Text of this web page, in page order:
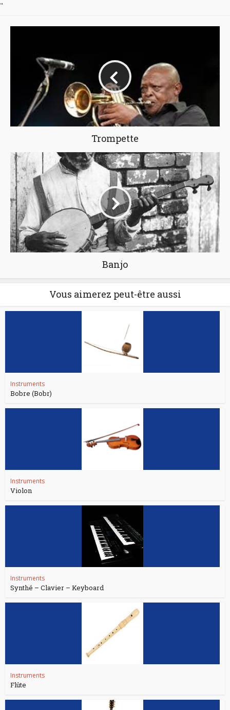
"
Trompette
Banjo
Vous aimerez peut-être aussi
Instruments
Bobre (Bobr)
Instruments
Violon
Instruments
Synthé – Clavier – Keyboard
Instruments
Flûte